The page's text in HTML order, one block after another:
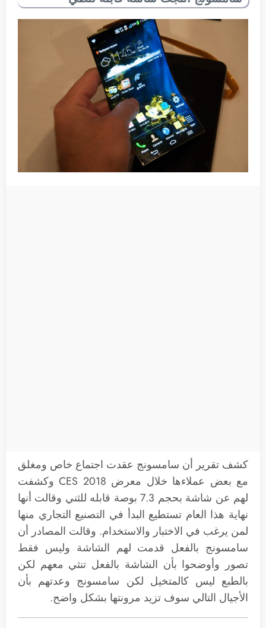
كشف تقرير أن سامسونج عقدت اجتماع خاص ومغلق
مع بعض عملاءها خلال معرض CES 2018 وكشفت
لهم عن شاشة بحجم 7.3 بوصة قابله للثني وقالت أنها
نهاية هذا العام تستطيع البدأ في التصنيع التجاري منها
لمن يرغب في الاختبار والاستخدام. وقالت المصادر أن
سامسونج بالفعل قدمت لهم الشاشة وليس فقط
تصور وأوضحوا بأن الشاشة بالفعل تنثي معهم لكن
بالطبع ليس كالمتخيل لكن سامسونج وعدتهم بأن
الأجيال التالي سوف تزيد مرونتها بشكل واضح.